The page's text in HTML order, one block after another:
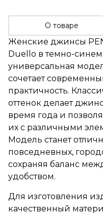
О товаре
Женские джинсы
Duello в темно-синем
универсальная
сочетает
практичность.
оттенок делает
время года и
их с различными
Модель станет
повседневных,
сохраняя баланс
удобством.
Для изготовления
качественный